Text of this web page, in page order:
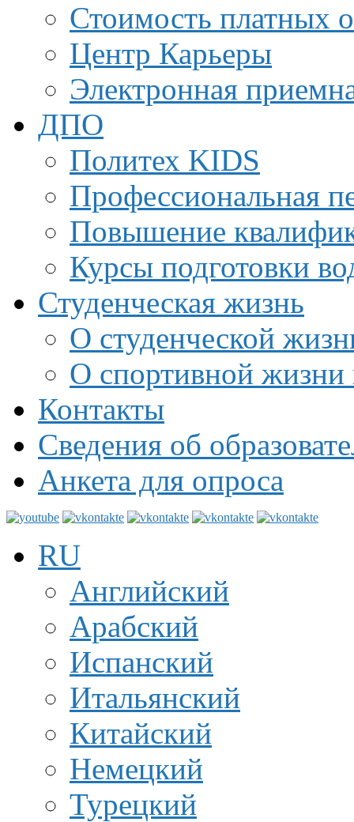
Стоимость платных
Центр Карьеры
Электронная
ДПО
Политех KIDS
Профессиональная
Повышение
Курсы подготовки
Студенческая жизнь
О студенческой
О спортивной жизни
Контакты
Сведения об
Анкета для опроса
RU
Английский
Арабский
Испанский
Итальянский
Китайский
Немецкий
Турецкий